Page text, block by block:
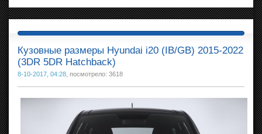
Кузовные размеры Hyundai i20 (IB/GB) 2015-2022
(3DR 5DR Hatchback)
8-10-2017, 04:28 , посмотрело: 3618